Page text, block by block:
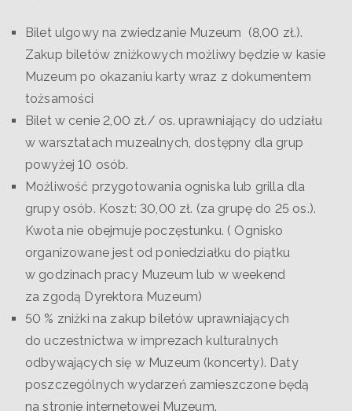
Bilet ulgowy na zwiedzanie Muzeum (8,00 zł.).
Zakup biletów zniżkowych możliwy będzie w kasie
Muzeum po okazaniu karty wraz z dokumentem
tożsamości
Bilet w cenie 2,00 zł./ os. uprawniający do udziału
w warsztatach muzealnych, dostępny dla grup
powyżej 10 osób.
Możliwość przygotowania ogniska lub grilla dla
grupy osób. Koszt: 30,00 zł. (za grupę do 25 os.).
Kwota nie obejmuje poczęstunku. ( Ognisko
organizowane jest od poniedziałku do piątku
w godzinach pracy Muzeum lub w weekend
za zgodą Dyrektora Muzeum)
50 % zniżki na zakup biletów uprawniających
do uczestnictwa w imprezach kulturalnych
odbywających się w Muzeum (koncerty). Daty
poszczególnych wydarzeń zamieszczone będą
na stronie internetowej Muzeum.